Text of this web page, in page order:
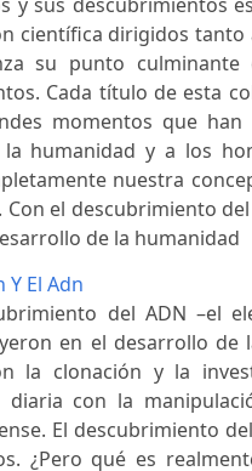
científica dirigidos tanto
su punto
Cada título de esta
momentos que
humanidad y a los
nuestra
Con el descubrimiento
de la humanidad
Y El Adn
del ADN –el
en el desarrollo
la clonación y la
diaria con la
El descubrimiento
¿Pero qué es